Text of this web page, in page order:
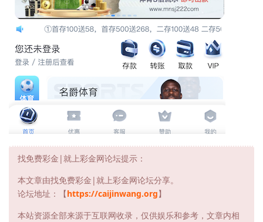
找免费彩金|就上彩金网论坛提示：
本文章由找免费彩金|就上彩金网论坛分享。
论坛地址：【https://caijinwang.org】
本站资源全部来源于互联网收录，仅供娱乐和参考，文章内相